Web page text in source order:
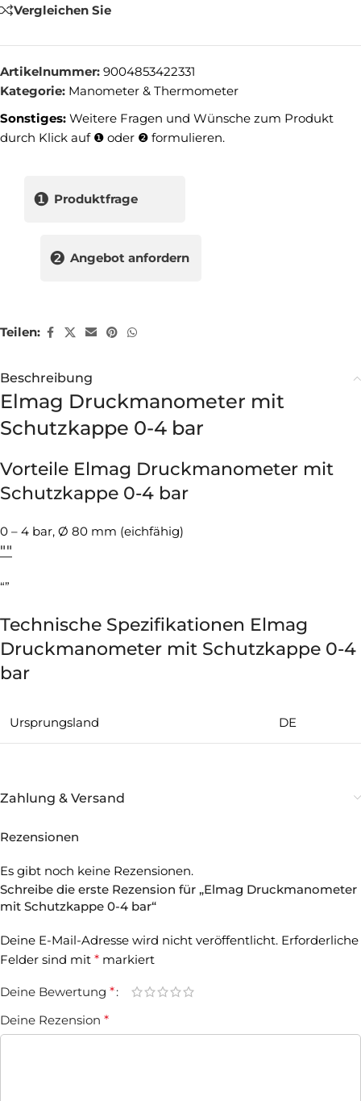
Vergleichen Sie
Artikelnummer: 9004853422331
Kategorie: Manometer & Thermometer
Sonstiges: Weitere Fragen und Wünsche zum Produkt
durch Klick auf ❶ oder ❷ formulieren.
❶ Produktfrage
❷ Angebot anfordern
Teilen:
Beschreibung
Elmag Druckmanometer mit
Schutzkappe 0-4 bar
Vorteile Elmag Druckmanometer mit
Schutzkappe 0-4 bar
0 – 4 bar, Ø 80 mm (eichfähig)
""
“”
Technische Spezifikationen Elmag
Druckmanometer mit Schutzkappe 0-4
bar
Ursprungsland DE
Zahlung & Versand
Rezensionen
Es gibt noch keine Rezensionen.
Schreibe die erste Rezension für „Elmag Druckmanometer
mit Schutzkappe 0-4 bar“
Deine E-Mail-Adresse wird nicht veröffentlicht. Erforderliche
Felder sind mit * markiert
Deine Bewertung *
Deine Rezension *